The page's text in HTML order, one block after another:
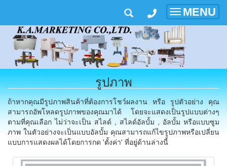
Toggle
MENU
รูปภาพ
ถ้าหากคุณมีรูปภาพสินค้าที่ต้องการโชว์ผลงาน หรือ รูปตัวอย่าง คุณ
สามารถอัพโหลดรูปภาพของคุณมาได้ โดยจะแสดงเป็นรูปแบบต่างๆ
ตามที่คุณเลือก ไม่ว่าจะเป็น สไลด์ , สไลด์อัลบั้ม , อัลบั้ม หรือแบบซูม
ภาพ ในตัวอย่างจะเป็นแบบอัลบั้ม คุณสามารถแก้ไขรูปภาพหรือเปลี่ยน
แบบการแสดงผลได้โดยการกด 'ตั้งค่า' ที่อยู่ด้านล่างนี้